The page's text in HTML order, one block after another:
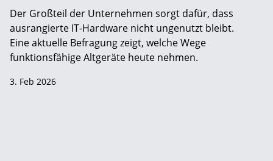
Der Großteil der Unternehmen sorgt dafür, dass
ausrangierte IT-Hardware nicht ungenutzt bleibt.
Eine aktuelle Befragung zeigt, welche Wege
funktionsfähige Altgeräte heute nehmen.
3. Feb 2026